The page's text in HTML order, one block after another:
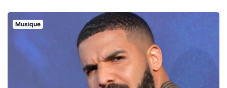
Musique